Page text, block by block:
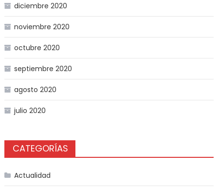
diciembre 2020
noviembre 2020
octubre 2020
septiembre 2020
agosto 2020
julio 2020
CATEGORÍAS
Actualidad